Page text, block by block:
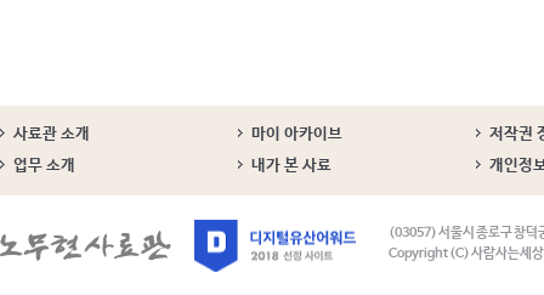
사료관 소개 마이 아카이브
저작권
업무 소개
내가 본 사료 개인정
(03057) 서울시 종로구 창덕
Copyright (C) 사람사는세